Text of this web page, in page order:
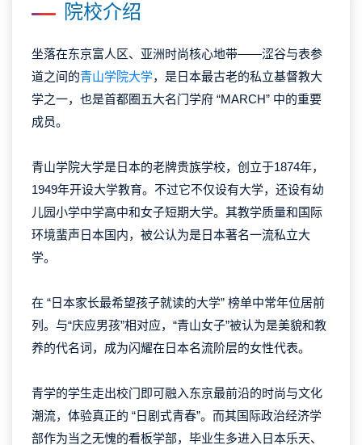
院校介绍
坐落在东京富人区、亚洲时尚核心地带——涩谷与表参
道之间的青山学院大学，是日本最古老的私立基督教大
学之一，也是首都圈五大名门学府 “MARCH” 中的重要
成员。
青山学院大学是日本的老牌贵族学校，创立于1874年，
1949年开设大学教育。不过它不仅设有大学，还设有幼
儿园小学中学高中和女子短期大学。其教学质量和国际
环境蜚声日本国内，被公认为是日本著名一流私立大
学。
在 “日本家长最希望孩子就读的大学” 榜单中常年位居前
列。与“庆应男孩”相对应，“青山女子”被认为是美貌和教
养的代名词，成为闪耀在日本名流阶层的女性代表。
青学的学生走出校门即可融入东京最前沿的时尚与文化
潮流，体验真正的 “日剧式青春”。而其国际政治经济学
部作为当之无愧的看板学部，毕业生多进入日本乐天、